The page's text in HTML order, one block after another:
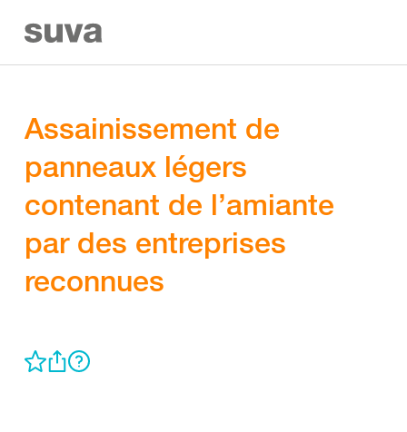
Assainissement de
panneaux légers
contenant de l’amiante
par des entreprises
reconnues